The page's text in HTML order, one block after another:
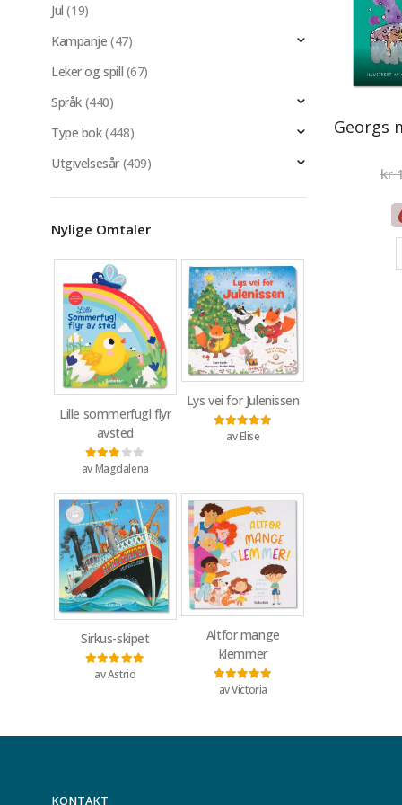
kr
Jul (19)
Kampanje (47)
Leker og spill (67)
Språk (440)
Type bok(448)
Utgivelsesår (409)
Nylige Omtaler
Lille sommerfugl flyr
avsted
Vurdert3av 5
av Magdalena
Lys vei for Julenissen
Vurdert5
av Elise
Sirkus-skipet
Vurdert5
av Astrid
Altfor mange
klemmer
Vurdert5av 5
av Victoria
KONTAKT